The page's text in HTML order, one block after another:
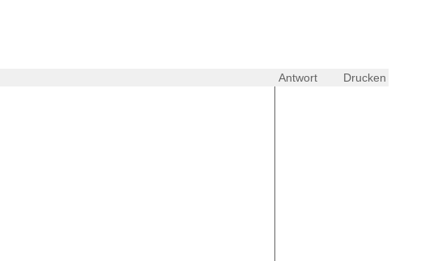
Antwort Drucken